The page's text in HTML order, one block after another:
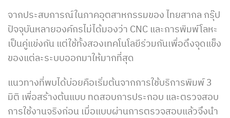
จากประสบการณ์ในภาคอุตสาหกรรมของ ไทยสากล กรุ๊ป
ปัจจุบันหลายองค์กรไม่ได้มองว่า CNC และการพิมพ์โลหะ
เป็นคู่แข่งกัน แต่ใช้ทั้งสองเทคโนโลยีร่วมกันเพื่อดึงจุดแข็ง
ของแต่ละระบบออกมาให้มากที่สุด
แนวทางที่พบได้บ่อยคือเริ่มต้นจากการใช้บริการพิมพ์ 3
มิติ เพื่อสร้างต้นแบบ ทดสอบการประกอบ และตรวจสอบ
การใช้งานจริงก่อน เมื่อแบบผ่านการตรวจสอบแล้วจึงนำ